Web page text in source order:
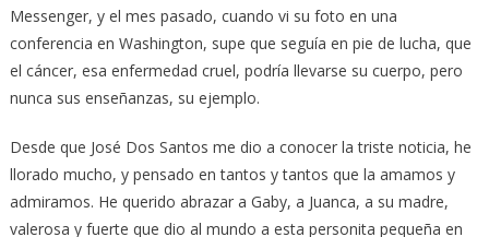
Messenger, y el mes pasado, cuando vi su foto en una
conferencia en Washington, supe que seguía en pie de lucha, que
el cáncer, esa enfermedad cruel, podría llevarse su cuerpo, pero
nunca sus enseñanzas, su ejemplo.
Desde que José Dos Santos me dio a conocer la triste noticia, he
llorado mucho, y pensado en tantos y tantos que la amamos y
admiramos. He querido abrazar a Gaby, a Juanca, a su madre,
valerosa y fuerte que dio al mundo a esta personita pequeña en